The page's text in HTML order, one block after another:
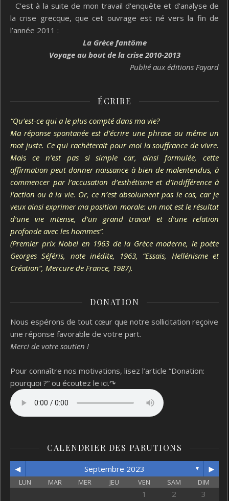
C’est à la suite de mon travail d'enquête et d'analyse de
la crise grecque, que cet ouvrage est né vers la fin de
l’année 2011 :
La Grèce fantôme
Voyage au bout de la crise 2010-2013
Publié aux éditions Fayard
ÉCRIRE
“Qu’est-ce qui a le plus compté dans ma vie?
Ma réponse spontanée est d’écrire une phrase ou même un
mot juste. Ce qui rachèterait pour moi la souffrance de vivre.
Mais ce n’est pas si simple car, ainsi formulée, cette
affirmation peut donner naissance à bien de malentendus, à
commencer par l’accusation d’esthétisme et d’indifférence à
l’action ou à la vie. Or, ce n’est absolument pas le cas, car je
veux ainsi exprimer ma position morale: un mot est le résultat
d’une vie intense, d’un grand travail et d’une relation
profonde avec les hommes”.
(Premier prix Nobel en 1963 de la Grèce moderne, le poète
Georges Séféris, note inédite, 1963, “Essais, Hellénisme et
Création”, Mercure de France, 1987).
DONATION
Nous espérons de tout cœur que notre sollicitation reçoive
une réponse favorable de votre part.
Merci de votre soutien !
Pour connaître nos motivations, lisez l’article “Donation:
pourquoi ?” ou écoutez le ici.↷
CALENDRIER DES PARUTIONS
◄ Septembre 2023 ▼ ►
LUN MAR MER JEU VEN SAM DIM
1 2
3